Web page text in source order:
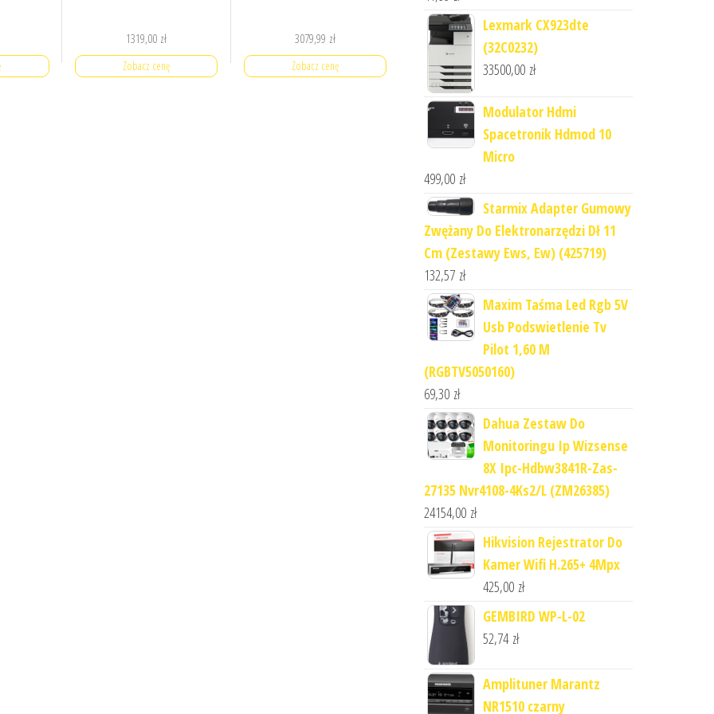
1319,00 zł
Zobacz cenę
3079,99 zł
Zobacz cenę
Lexmark CX923dte
(32C0232)
33500,00 zł
Modulator Hdmi
Spacetronik Hdmod 10
Micro
499,00 zł
Starmix Adapter Gumowy
Zwężany Do Elektronarzędzi Dł 11
Cm (Zestawy Ews, Ew) (425719)
132,57 zł
Maxim Taśma Led Rgb 5V
Usb Podswietlenie Tv
Pilot 1,60 M
(RGBTV5050160)
69,30 zł
Dahua Zestaw Do
Monitoringu Ip Wizsense
8X Ipc-Hdbw3841R-Zas-
27135 Nvr4108-4Ks2/L (ZM26385)
24154,00 zł
Hikvision Rejestrator Do
Kamer Wifi H.265+ 4Mpx
425,00 zł
GEMBIRD WP-L-02
52,74 zł
Amplituner Marantz
NR1510 czarny